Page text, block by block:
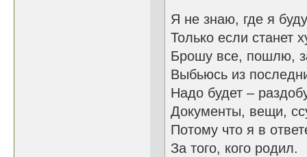
Я не знаю, где я
Только если станет
Брошу все, пошлю,
Выбьюсь из
Надо будет –
Документы, вещи,
Потому что я в
За того, кого родил.